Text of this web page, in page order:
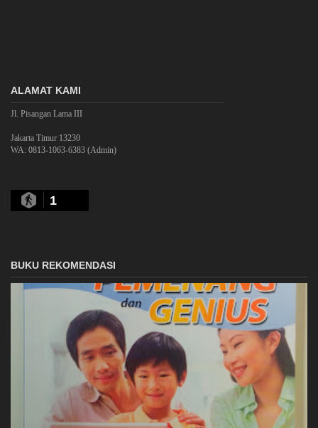
ALAMAT KAMI
Jl. Pisangan Lama III
Jakarta Timur 13230
WA: 0813-1063-6383 (Admin)
1
BUKU REKOMENDASI